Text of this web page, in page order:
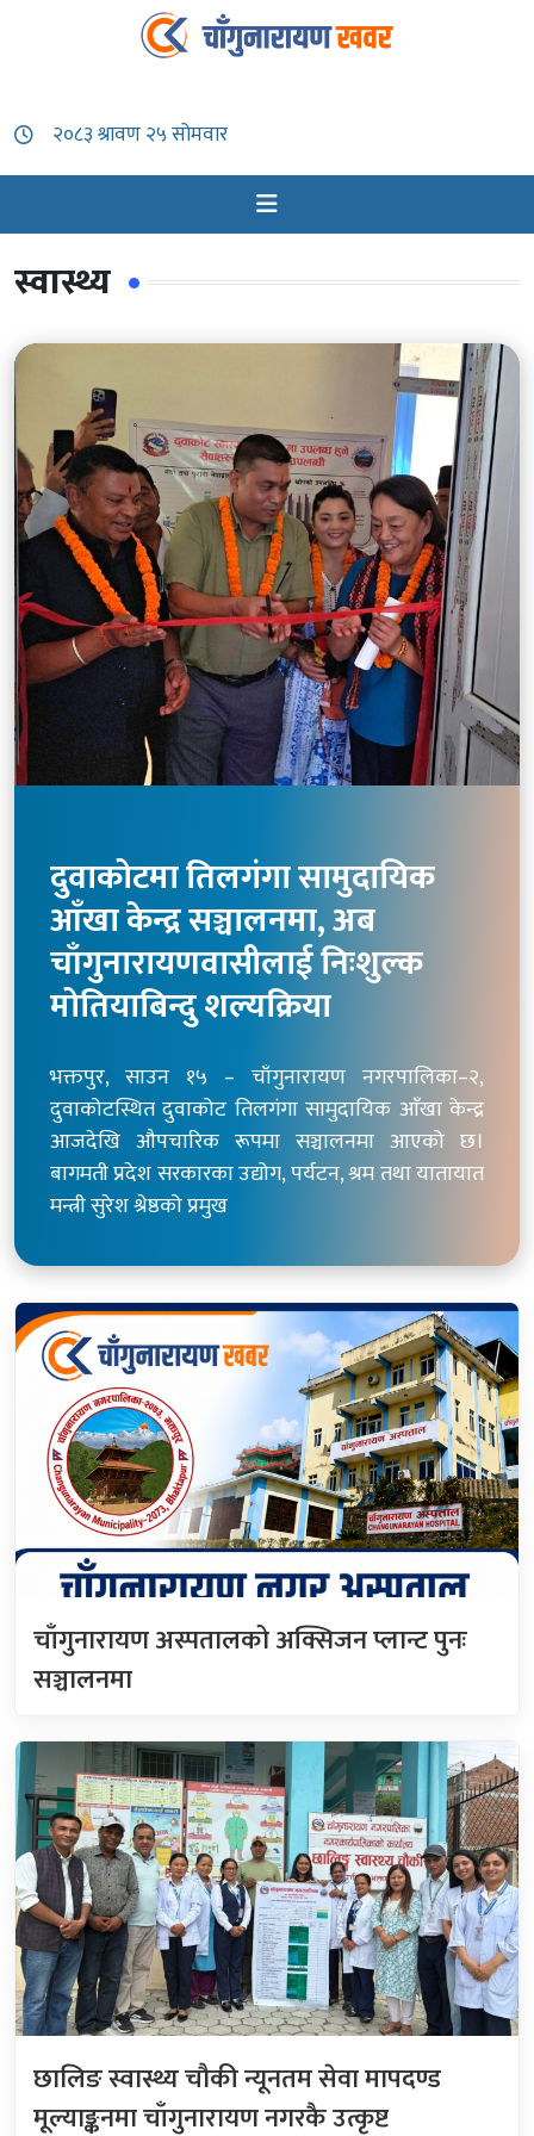
स्वास्थ्य
दुवाकोटमा तिलगंगा सामुदायिक
आँखा केन्द्र सञ्चालनमा, अब
चाँगुनारायणवासीलाई निःशुल्क
मोतियाबिन्दु शल्यक्रिया
भक्तपुर, साउन १५ – चाँगुनारायण नगरपालिका–२,
दुवाकोटस्थित दुवाकोट तिलगंगा सामुदायिक आँखा केन्द्र
आजदेखि औपचारिक रूपमा सञ्चालनमा आएको छ।
बागमती प्रदेश सरकारका उद्योग, पर्यटन, श्रम तथा यातायात
मन्त्री सुरेश श्रेष्ठको प्रमुख
चाँगुनारायण अस्पतालको अक्सिजन प्लान्ट पुनः
सञ्चालनमा
छालिङ स्वास्थ्य चौकी न्यूनतम सेवा मापदण्ड
मूल्याङ्कनमा चाँगुनारायण नगरकै उत्कृष्ट